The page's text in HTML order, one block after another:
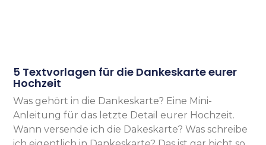
5 Textvorlagen für die Dankeskarte eurer
Hochzeit
Was gehört in die Dankeskarte? Eine Mini-
Anleitung für das letzte Detail eurer Hochzeit.
Wann versende ich die Dakeskarte? Was schreibe